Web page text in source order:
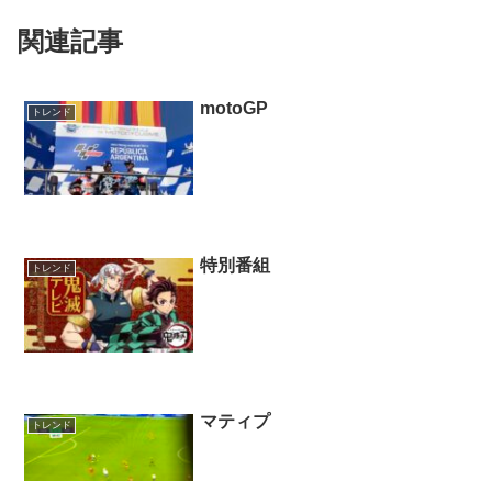
関連記事
トレンド motoGP
トレンド 特別番組
トレンド マティプ